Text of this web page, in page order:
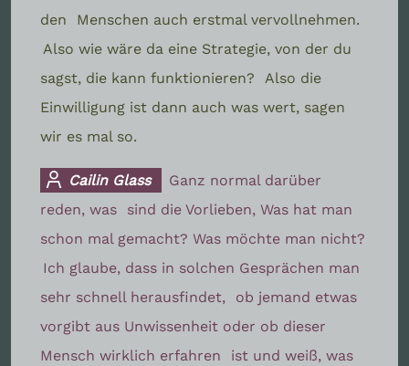
den
Menschen auch erstmal vervollnehmen.
Also wie wäre da eine Strategie, von der du
sagst, die kann funktionieren?
Also die
Einwilligung ist dann auch was wert, sagen
wir es mal so.
Cailin Glass
Ganz normal darüber
reden, was
sind die Vorlieben, Was hat man
schon mal gemacht? Was möchte man nicht?
Ich glaube, dass in solchen Gesprächen man
sehr schnell herausfindet,
ob jemand etwas
vorgibt aus Unwissenheit oder ob dieser
Mensch wirklich erfahren
ist und weiß, was